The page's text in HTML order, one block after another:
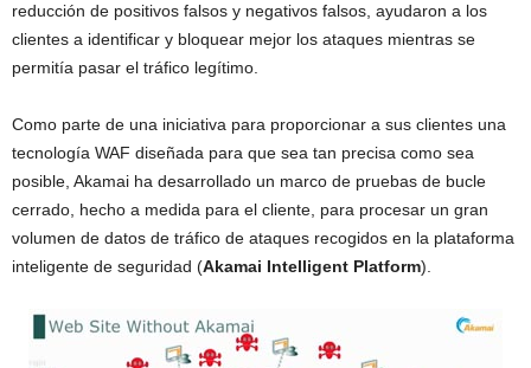
reducción de positivos falsos y negativos falsos, ayudaron a los
clientes a identificar y bloquear mejor los ataques mientras se
permitía pasar el tráfico legítimo.
Como parte de una iniciativa para proporcionar a sus clientes una
tecnología WAF diseñada para que sea tan precisa como sea
posible, Akamai ha desarrollado un marco de pruebas de bucle
cerrado, hecho a medida para el cliente, para procesar un gran
volumen de datos de tráfico de ataques recogidos en la plataforma
inteligente de seguridad (Akamai Intelligent Platform).